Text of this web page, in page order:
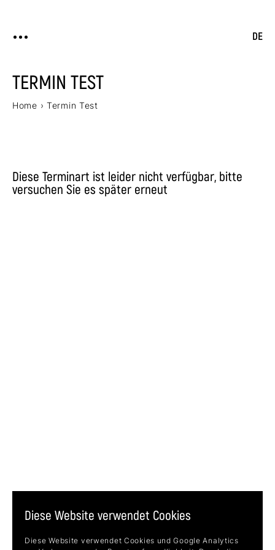
DE
TERMIN TEST
Home › Termin Test
Diese Terminart ist leider nicht verfügbar, bitte
versuchen Sie es später erneut
Diese Website verwendet Cookies
Diese Website verwendet Cookies und Google Analytics